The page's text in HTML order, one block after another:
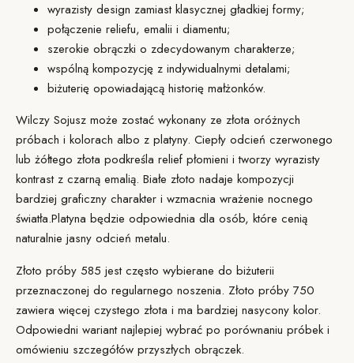
wyrazisty design zamiast klasycznej gładkiej formy;
połączenie reliefu, emalii i diamentu;
szerokie obrączki o zdecydowanym charakterze;
wspólną kompozycję z indywidualnymi detalami;
biżuterię opowiadającą historię małżonków.
Wilczy Sojusz może zostać wykonany ze złota oróżnych
próbach i kolorach albo z platyny. Ciepły odcień czerwonego
lub żółtego złota podkreśla relief płomieni i tworzy wyrazisty
kontrast z czarną emalią. Białe złoto nadaje kompozycji
bardziej graficzny charakter i wzmacnia wrażenie nocnego
światła.Platyna będzie odpowiednia dla osób, które cenią
naturalnie jasny odcień metalu.
Złoto próby 585 jest często wybierane do biżuterii
przeznaczonej do regularnego noszenia. Złoto próby 750
zawiera więcej czystego złota i ma bardziej nasycony kolor.
Odpowiedni wariant najlepiej wybrać po porównaniu próbek i
omówieniu szczegółów przyszłych obrączek.